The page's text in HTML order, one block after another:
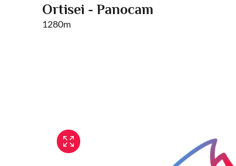
Ortisei - Panocam
1280m